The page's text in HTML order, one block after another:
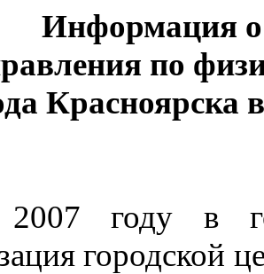
Информация о
по
Красноярска
году в
городской